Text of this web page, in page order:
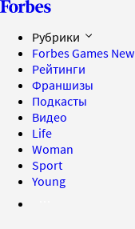
Рубрики
Forbes Games New
Рейтинги
Франшизы
Подкасты
Видео
Life
Woman
Sport
Young